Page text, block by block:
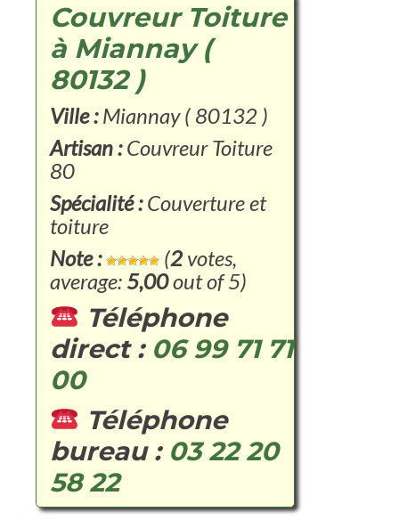
Couvreur Toiture
à Miannay (
80132 )
Ville :Miannay ( 80132 )
Artisan :Couvreur Toiture
80
Spécialité :Couverture et
toiture
Note :
(2votes,
average: 5,00out of 5)
Téléphone
direct : 06 99 71 71
00
Téléphone
bureau : 03 22 20
58 22